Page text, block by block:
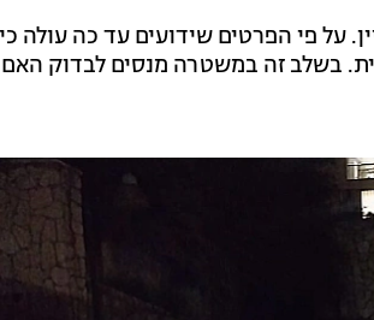
על פי הפרטים שידועים עד כה עולה כי
בשלב זה במשטרה מנסים לבדוק האם